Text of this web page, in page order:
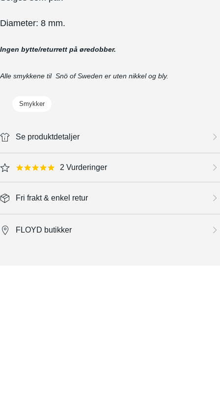
Diameter: 8 mm.
Ingen bytte/returrett på øredobber.
Alle smykkene til Snö of Sweden er uten nikkel og bly.
Smykker
Se produktdetaljer
5.0 star rating 2 Vurderinger
Fri frakt & enkel retur
FLOYD butikker